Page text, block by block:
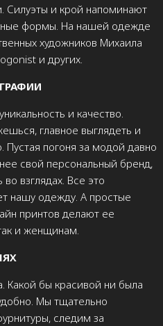
Силуэты и крой напоминают
формы. На нашей одежде
художников Михаила
и других.
и качество.
главное выглядеть и
Пустая погоня за модой давно
свой персональный бренд,
взглядах. Все это
нашу одежду. А простые
принтов делают ее
и женщинам.
бы красивой ни была
Мы тщательно
следим за